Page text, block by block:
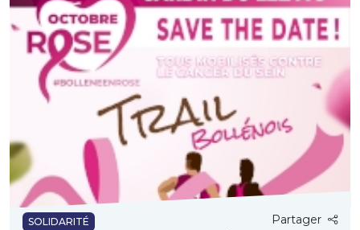
SOLIDARITÉ Partager